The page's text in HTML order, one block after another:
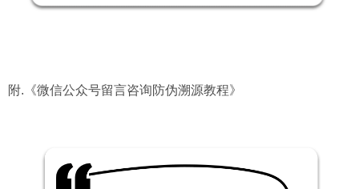
附. 《微信公众号留言咨询防伪溯源教程》